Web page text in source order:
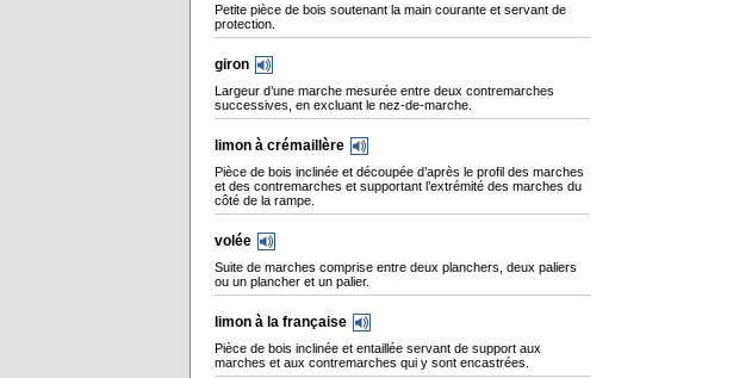
Petite pièce de bois soutenant la main courante et servant de
protection.
giron
Largeur d’une marche mesurée entre deux contremarches
successives, en excluant le nez-de-marche.
limon à crémaillère
Pièce de bois inclinée et découpée d’après le profil des marches
et des contremarches et supportant l’extrémité des marches du
côté de la rampe.
volée
Suite de marches comprise entre deux planchers, deux paliers
ou un plancher et un palier.
limon à la française
Pièce de bois inclinée et entaillée servant de support aux
marches et aux contremarches qui y sont encastrées.